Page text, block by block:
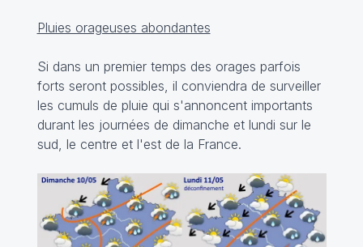
Pluies orageuses abondantes
Si dans un premier temps des orages parfois
forts seront possibles, il conviendra de surveiller
les cumuls de pluie qui s'annoncent importants
durant les journées de dimanche et lundi sur le
sud, le centre et l'est de la France.